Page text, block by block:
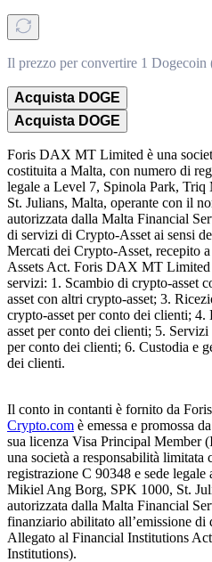
Il prezzo per convertire 1
Acquista DOGE
Acquista DOGE
Foris DAX MT Limited è una
costituita a Malta, con numero di
legale a Level 7, Spinola Park,
St. Julians, Malta, operante con il
autorizzata dalla Malta Financial
di servizi di Crypto-Asset ai sensi
Mercati dei Crypto-Asset, recepito
Assets Act. Foris DAX MT Limited
servizi: 1. Scambio di crypto-asset
asset con altri crypto-asset; 3.
crypto-asset per conto dei clienti;
asset per conto dei clienti; 5.
per conto dei clienti; 6. Custodia e
dei clienti.
Il conto in contanti è fornito da
Crypto.com è emessa e promossa
sua licenza Visa Principal Member
una società a responsabilità
registrazione C 90348 e sede
Mikiel Ang Borg, SPK 1000, St.
autorizzata dalla Malta Financial
finanziario abilitato all’emissione di
Allegato al Financial Institutions
Institutions).